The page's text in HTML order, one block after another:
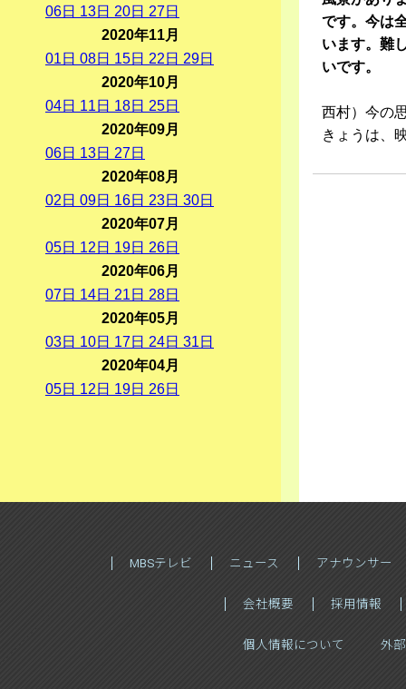
です。今は
います。難
いです。
西村）今の
きょうは、
06日 13日 20日 27日
2020年11月
01 日 08日 15日 22 日 29日
2020年10月
04日 11 日 18日 25日
2020年09月
06日 13日 27日
2020年08月
02 日 09日 16日 23日 30日
2020年07月
05日 12 日 19日 26日
2020年06月
07日 14日 21 日 28日
2020年05月
03日 10日 17日 24日 31 日
2020年04月
05日 12 日 19日 26日
MBSテレビ ニュース アナウンサー
会社概要 採用情報
個人情報について 外